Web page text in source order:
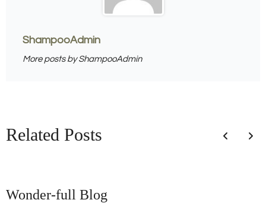
ShampooAdmin
More posts by ShampooAdmin
Related Posts
Wonder-full Blog